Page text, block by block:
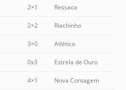
2×1 Ressaca
2×2 Riachinho
3×0 Atlético
0x3 Estrela de Ouro
4×1 Nova Contagem